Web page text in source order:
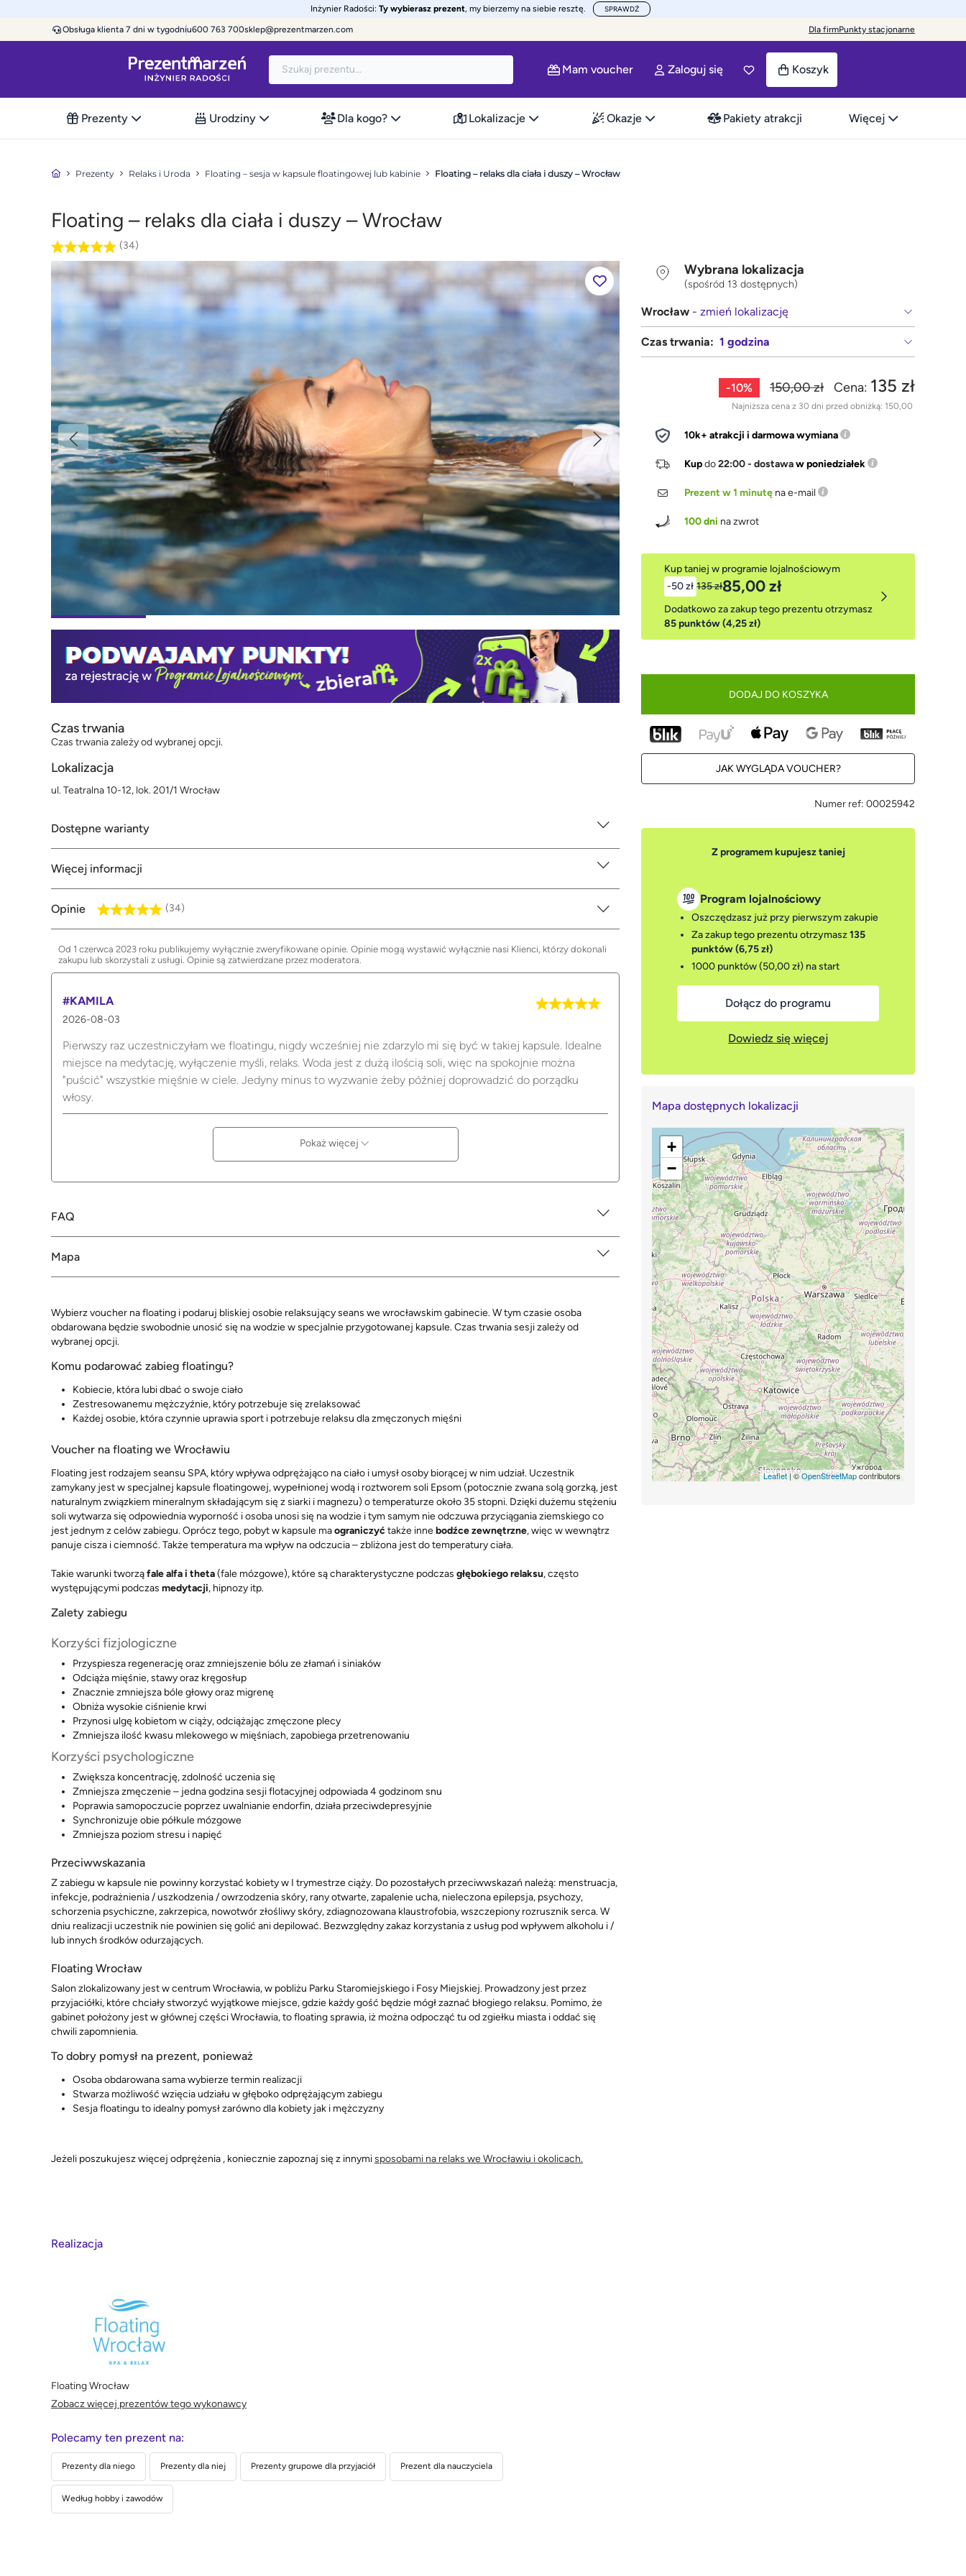
Inżynier Radości: Ty wybierasz prezent, my bierzemy na siebie resztę. SPRAWDŹ
Obsługa klienta 7 dni w tygodniu600 763 700sklep@prezentmarzen.com Dla firmPunkty stacjonarne
Mam voucher Zaloguj się Koszyk
Prezenty Urodziny Dla kogo? Lokalizacje Okazje Pakiety atrakcji Więcej
Prezenty Relaks i Uroda Floating – sesja w kapsule floatingowej lub kabinie Floating – relaks dla ciała i duszy – Wrocław
Floating – relaks dla ciała i duszy – Wrocław
(34)
Czas trwania
Czas trwania zależy od wybranej opcji.
Lokalizacja
ul. Teatralna 10-12, lok. 201/1 Wrocław
Dostępne warianty
Więcej informacji
Opinie (34)
Od 1 czerwca 2023 roku publikujemy wyłącznie zweryfikowane opinie. Opinie mogą wystawić wyłącznie nasi Klienci, którzy dokonali
zakupu lub skorzystali z usługi. Opinie są zatwierdzane przez moderatora.
#KAMILA
2026-08-03
Pierwszy raz uczestniczyłam we floatingu, nigdy wcześniej nie zdarzylo mi się być w takiej kapsule. Idealne
miejsce na medytację, wyłączenie myśli, relaks. Woda jest z dużą ilością soli, więc na spokojnie można
"puścić" wszystkie mięśnie w ciele. Jedyny minus to wyzwanie żeby później doprowadzić do porządku
włosy.
Pokaż więcej
FAQ
Mapa
Wybierz voucher na floating i podaruj bliskiej osobie relaksujący seans we wrocławskim gabinecie. W tym czasie osoba
obdarowana będzie swobodnie unosić się na wodzie w specjalnie przygotowanej kapsule. Czas trwania sesji zależy od
wybranej opcji.
Komu podarować zabieg floatingu?
Kobiecie, która lubi dbać o swoje ciało
Zestresowanemu mężczyźnie, który potrzebuje się zrelaksować
Każdej osobie, która czynnie uprawia sport i potrzebuje relaksu dla zmęczonych mięśni
Voucher na floating we Wrocławiu
Floating jest rodzajem seansu SPA, który wpływa odprężająco na ciało i umysł osoby biorącej w nim udział. Uczestnik
zamykany jest w specjalnej kapsule floatingowej, wypełnionej wodą i roztworem soli Epsom (potocznie zwana solą gorzką, jest
naturalnym związkiem mineralnym składającym się z siarki i magnezu) o temperaturze około 35 stopni. Dzięki dużemu stężeniu
soli wytwarza się odpowiednia wyporność i osoba unosi się na wodzie i tym samym nie odczuwa przyciągania ziemskiego co
jest jednym z celów zabiegu. Oprócz tego, pobyt w kapsule maograniczyćtakże innebodźce zewnętrzne, więc w wewnątrz
panuje cisza i ciemność. Także temperatura ma wpływ na odczucia – zbliżona jest do temperatury ciała.
Takie warunki tworząfale alfa i theta(fale mózgowe), które są charakterystyczne podczas głębokiego relaksu, często
występującymi podczas medytacji, hipnozy itp.
Zalety zabiegu
Korzyści fizjologiczne
Przyspiesza regenerację oraz zmniejszenie bólu ze złamań i siniaków
Odciąża mięśnie, stawy oraz kręgosłup
Znacznie zmniejsza bóle głowy oraz migrenę
Obniża wysokie ciśnienie krwi
Przynosi ulgę kobietom w ciąży, odciążając zmęczone plecy
Zmniejsza ilość kwasu mlekowego w mięśniach, zapobiega przetrenowaniu
Korzyści psychologiczne
Zwiększa koncentrację, zdolność uczenia się
Zmniejsza zmęczenie – jedna godzina sesji flotacyjnej odpowiada 4 godzinom snu
Poprawia samopoczucie poprzez uwalnianie endorfin, działa przeciwdepresyjnie
Synchronizuje obie półkule mózgowe
Zmniejsza poziom stresu i napięć
Przeciwwskazania
Z zabiegu w kapsule nie powinny korzystać kobiety w I trymestrze ciąży. Do pozostałych przeciwwskazań należą: menstruacja,
infekcje, podrażnienia / uszkodzenia / owrzodzenia skóry, rany otwarte, zapalenie ucha, nieleczona epilepsja, psychozy,
schorzenia psychiczne, zakrzepica, nowotwór złośliwy skóry, zdiagnozowana klaustrofobia, wszczepiony rozrusznik serca. W
dniu realizacji uczestnik nie powinien się golić ani depilować. Bezwzględny zakaz korzystania z usług pod wpływem alkoholu i /
lub innych środków odurzających.
Floating Wrocław
Salon zlokalizowany jest w centrum Wrocławia, w pobliżu Parku Staromiejskiego i Fosy Miejskiej. Prowadzony jest przez
przyjaciółki, które chciały stworzyć wyjątkowe miejsce, gdzie każdy gość będzie mógł zaznać błogiego relaksu. Pomimo, że
gabinet położony jest w głównej części Wrocławia, to floating sprawia, iż można odpocząć tu od zgiełku miasta i oddać się
chwili zapomnienia.
To dobry pomysł na prezent, ponieważ
Osoba obdarowana sama wybierze termin realizacji
Stwarza możliwość wzięcia udziału w głęboko odprężającym zabiegu
Sesja floatingu to idealny pomysł zarówno dla kobiety jak i mężczyzny
Jeżeli poszukujesz więcej odprężenia , koniecznie zapoznaj się z innymisposobami na relaks we Wrocławiu i okolicach.
Realizacja
Floating Wrocław
Zobacz więcej prezentów tego wykonawcy
Polecamy ten prezent na:
Prezenty dla niego Prezenty dla niej Prezenty grupowe dla przyjaciół Prezent dla nauczyciela
Według hobby i zawodów
Wybrana lokalizacja
(spośród 13 dostępnych)
Wrocław - zmień lokalizację
Czas trwania:1 godzina
-10% 150,00 zł Cena: 135 zł
Najniższa cena z 30 dni przed obniżką: 150,00
10k+ atrakcji i darmowa wymiana
Kupdo22:00 - dostawaw poniedziałek
Prezent w 1 minutę na e-mail
100 dni na zwrot
Kup taniej w programie lojalnościowym
-50 zł 135 zł85,00 zł
Dodatkowo za zakup tego prezentu otrzymasz
85 punktów (4,25 zł)
DODAJ DO KOSZYKA
JAK WYGLĄDA VOUCHER?
Numer ref: 00025942
Z programem kupujesz taniej
Program lojalnościowy
Oszczędzasz już przy pierwszym zakupie
Za zakup tego prezentu otrzymasz135
punktów (6,75 zł)
1000 punktów (50,00 zł) na start
Dołącz do programu
Dowiedz się więcej
Mapa dostępnych lokalizacji
+
−
Leaflet| ©OpenStreetMapcontributors